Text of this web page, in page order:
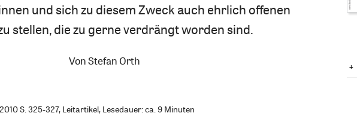
und sich zu diesem Zweck auch ehrlich offenen
stellen, die zu gerne verdrängt worden sind.
VonStefan Orth
S. 325-327, Leitartikel, Lesedauer: ca. 9 Minuten